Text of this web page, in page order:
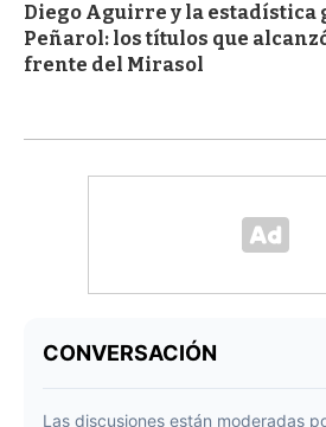
Diego Aguirre y la estadística
Peñarol: los títulos que
frente del Mirasol